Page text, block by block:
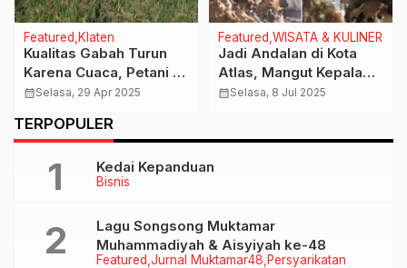
Featured Klaten
Kualitas Gabah Turun
Karena Cuaca, Petani di
Klaten Tertolong
Bulog
calendar_monthSelasa, 29 Apr 2025
Featured WISATA & KULINER
Jadi Andalan di Kota
Atlas, Mangut Kepala
Manyung Bu Fat
calendar_monthSelasa, 8 Jul 2025
TERPOPULER
Bisnis
Kedai Kepanduan
Featured Jurnal Muktamar48 Persyarikatan
Lagu Songsong Muktamar
Muhammadiyah & Aisyiyah ke-48